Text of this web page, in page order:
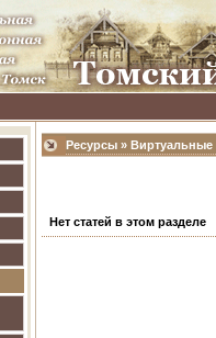
Ресурсы » Виртуальные
Нет статей в этом разделе